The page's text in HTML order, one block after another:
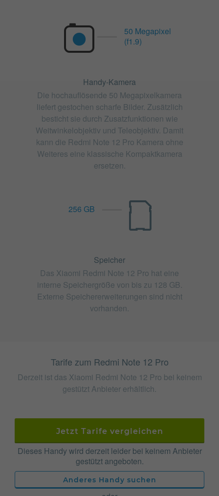
50 Megapixel
(f1.9)
Handy-Kamera
Die hochauflösende 50 Megapixelkamera
liefert gestochen scharfe Bilder. Zusätzlich
besticht sie durch Zusatzfunktionen wie
Weitwinkelobjektiv und Teleobjektiv. Damit
kann die Redmi Note 12 Pro Kamera ohne
Weiteres eine klassische Kompaktkamera
ersetzen.
256 GB
Speicher
Das Xiaomi Redmi Note 12 Pro hat eine
interne Speichergröße von bis zu 128 GB.
Externe Speichererweiterungen sind nicht
vorhanden.
Tarife zum Redmi Note 12 Pro
Derzeit ist das Xiaomi Redmi Note 12 Pro bei keinem
gestützt Anbieter erhältlich.
Jetzt Tarife vergleichen
Dieses Handy wird derzeit leider bei keinem Anbieter
gestützt angeboten.
Anderes Handy suchen